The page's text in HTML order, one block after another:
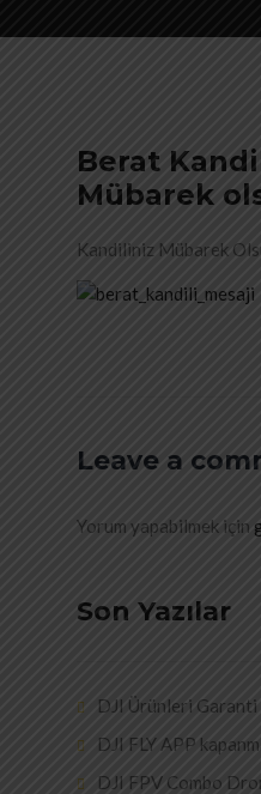
Berat
Mübarek
Kandiliniz Mübarek
Leave a
Yorum yapabilmek için
Son Yazılar
DJI Ürünleri Garanti
DJI FLY APP
DJI FPV Combo